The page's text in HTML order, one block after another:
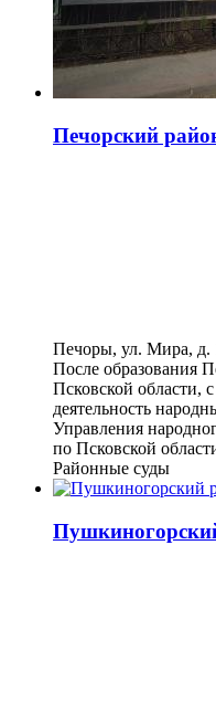
Печорский
Печоры, ул. Мира, д.
После образования
Псковской области,
деятельность
Управления
по Псковской
Районные суды